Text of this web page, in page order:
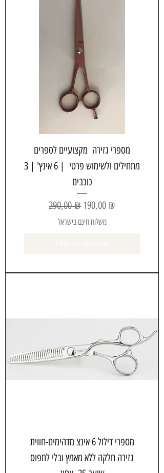
מספרי גזירה מקצועיים לספרים
מתחילים ולשימוש פרטי | 6 אינץ' | 3
כוכבים
Обычная цена
290,00 ₪ Цена со скидкой
190,00 ₪
משלוח חינם בישראל
מספרי דילול 6 אינצ מדהימים-חווית
גזירה חלקה ללא מאמץ ובלי לתפוס